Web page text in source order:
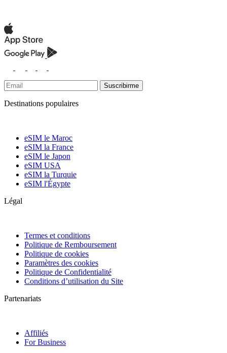
Suscribirme
Destinations populaires
eSIM le Maroc
eSIM la France
eSIM le Japon
eSIM USA
eSIM la Turquie
eSIM l'Égypte
Légal
Termes et conditions
Politique de Remboursement
Politique de cookies
Paramètres des cookies
Politique de Confidentialité
Conditions d’utilisation du Site
Partenariats
Affiliés
For Business